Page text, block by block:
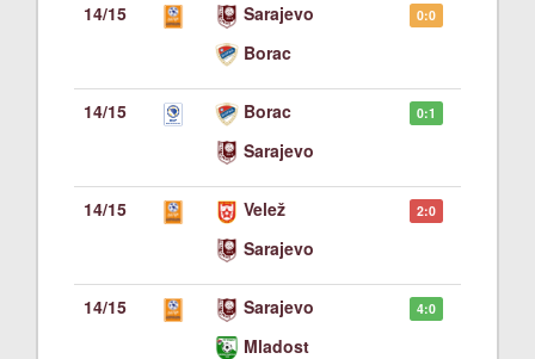
14/15
Sarajevo
Borac
0:0
14/15
Borac
Sarajevo
0:1
14/15
Velež
Sarajevo
2:0
14/15
Sarajevo
Mladost
4:0